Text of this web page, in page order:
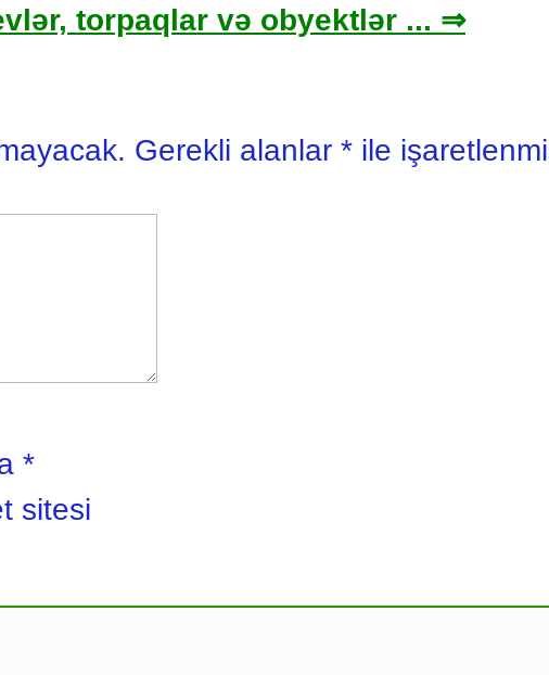
torpaqlar və obyektlər ... ⇒
Gerekli alanlar * ile
*
sitesi